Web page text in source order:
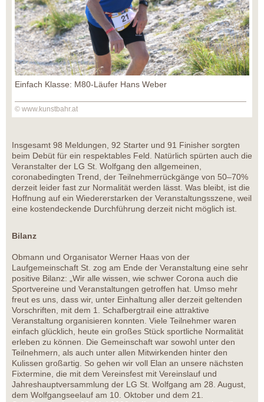
Einfach Klasse: M80-Läufer Hans Weber
© www.kunstbahr.at
Insgesamt 98 Meldungen, 92 Starter und 91 Finisher sorgten
beim Debüt für ein respektables Feld. Natürlich spürten auch die
Veranstalter der LG St. Wolfgang den allgemeinen,
coronabedingten Trend, der Teilnehmerrückgänge von 50–70%
derzeit leider fast zur Normalität werden lässt. Was bleibt, ist die
Hoffnung auf ein Wiedererstarken der Veranstaltungsszene, weil
eine kostendeckende Durchführung derzeit nicht möglich ist.
Bilanz
Obmann und Organisator Werner Haas von der
Laufgemeinschaft St. zog am Ende der Veranstaltung eine sehr
positive Bilanz: „Wir alle wissen, wie schwer Corona auch die
Sportvereine und Veranstaltungen getroffen hat. Umso mehr
freut es uns, dass wir, unter Einhaltung aller derzeit geltenden
Vorschriften, mit dem 1. Schafbergtrail eine attraktive
Veranstaltung organisieren konnten. Viele Teilnehmer waren
einfach glücklich, heute ein großes Stück sportliche Normalität
erleben zu können. Die Gemeinschaft war sowohl unter den
Teilnehmern, als auch unter allen Mitwirkenden hinter den
Kulissen großartig. So gehen wir voll Elan an unsere nächsten
Fixtermine, die mit dem Vereinsfest mit Vereinslauf und
Jahreshauptversammlung der LG St. Wolfgang am 28. August,
dem Wolfgangseelauf am 10. Oktober und dem 21.